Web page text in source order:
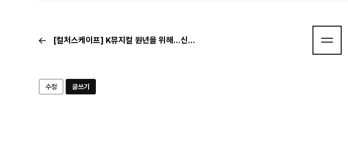
[컬처스케이프] K뮤지컬 원년을 위해…신춘수 한국뮤지컬제작사협회장 ② “글로벌 보편성과 어우러질 우리 것을 찾아서”
수정 글쓰기